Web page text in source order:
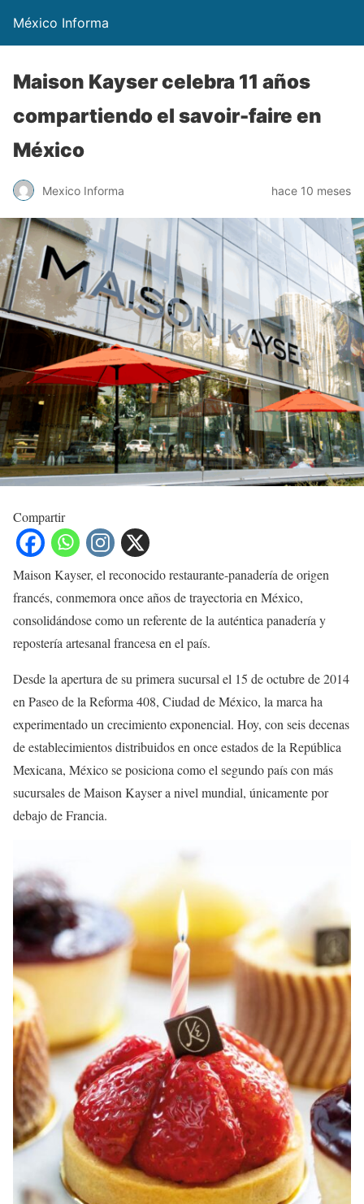
México Informa
Maison Kayser celebra 11 años
compartiendo el savoir-faire en
México
Mexico Informa hace 10 meses
Compartir
Maison Kayser, el reconocido restaurante-panadería de origen
francés, conmemora once años de trayectoria en México,
consolidándose como un referente de la auténtica panadería y
repostería artesanal francesa en el país.
Desde la apertura de su primera sucursal el 15 de octubre de 2014
en Paseo de la Reforma 408, Ciudad de México, la marca ha
experimentado un crecimiento exponencial. Hoy, con seis decenas
de establecimientos distribuidos en once estados de la República
Mexicana, México se posiciona como el segundo país con más
sucursales de Maison Kayser a nivel mundial, únicamente por
debajo de Francia.